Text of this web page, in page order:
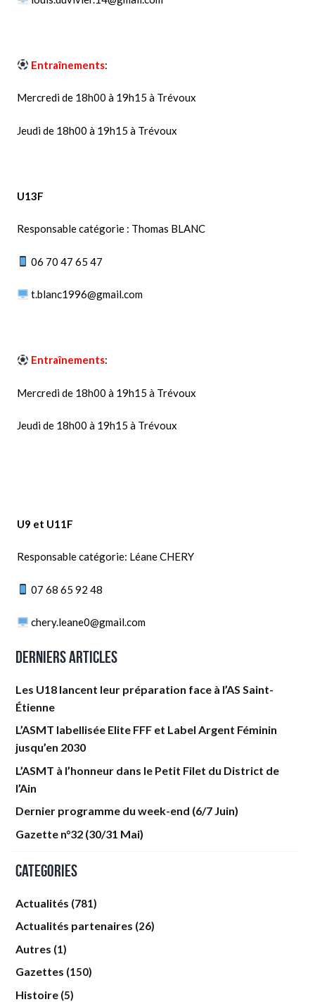
Entraînements:
Mercredi de 18h00 à 19h15 à Trévoux
Jeudi de 18h00 à 19h15 à Trévoux
U13F
Responsable catégorie : Thomas BLANC
06 70 47 65 47
t.blanc1996@gmail.com
Entraînements:
Mercredi de 18h00 à 19h15 à Trévoux
Jeudi de 18h00 à 19h15 à Trévoux
U9 et U11F
Responsable catégorie: Léane CHERY
07 68 65 92 48
chery.leane0@gmail.com
Derniers articles
Les U18 lancent leur préparation face à l’AS Saint-
Étienne
L’ASMT labellisée Elite FFF et Label Argent Féminin
jusqu’en 2030
L’ASMT à l’honneur dans le Petit Filet du District de
l’Ain
Dernier programme du week-end (6/7 Juin)
Gazette n°32 (30/31 Mai)
Categories
Actualités (781)
Actualités partenaires (26)
Autres (1)
Gazettes (150)
Histoire (5)